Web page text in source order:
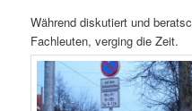
Während diskutiert und
Fachleuten, verging die Zeit.